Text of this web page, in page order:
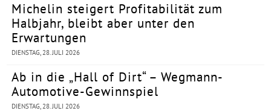
Michelin steigert Profitabilität zum
Halbjahr, bleibt aber unter den
Erwartungen
DIENSTAG, 28. JULI 2026
Ab in die „Hall of Dirt“ – Wegmann-
Automotive-Gewinnspiel
DIENSTAG, 28. JULI 2026